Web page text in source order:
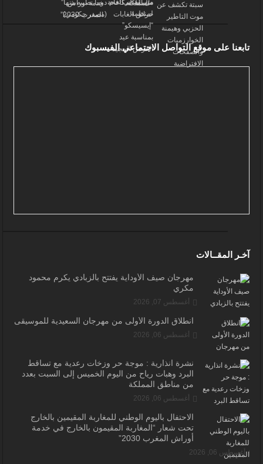
تابعنا على موقع التواصل الاجتماعي الفيسبوك
آخـر المقــالات
مهرجان صيف الأوداية يفتتح بالزبادي يكرم محمود
مكري
أغسطس 07, 2026
انطلاق الدورة الأولى من مهرجان السعيدية للموسيقى
أغسطس 06, 2026
نشرة انذارية : موجة حر وزخات رعدية مع تساقط
البرد وهبات رياح من اليوم الخميس إلى السبت بعدد
من مناطق المملكة
أغسطس 06, 2026
الاحتفال باليوم الوطني للمغاربة المقيمين بالخارج
تحت شعار “المغاربة المقيمون بالخارج في خدمة
أوراش المغرب 2030”
أغسطس 06, 2026